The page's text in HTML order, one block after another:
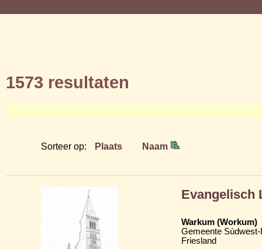
1573 resultaten
Sorteer op: Plaats Naam
Evangelisch
Warkum (Workum)
Gemeente
Friesland